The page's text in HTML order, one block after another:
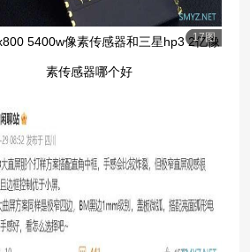
17图
5400w像素传感器和三星hp3 2亿像
素传感器哪个好